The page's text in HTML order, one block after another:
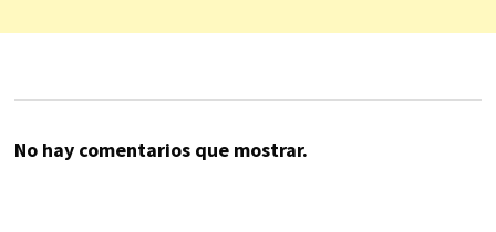
No hay comentarios que mostrar.